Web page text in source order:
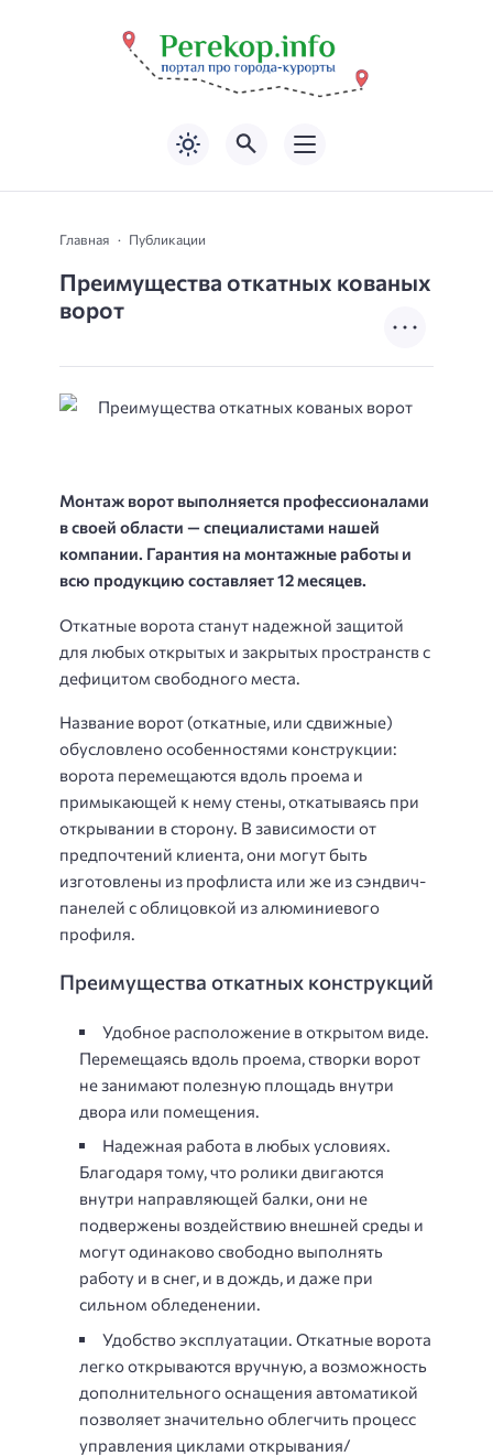
Главная Публикации
Преимущества откатных кованых
ворот
Монтаж ворот выполняется профессионалами
в своей области — специалистами нашей
компании. Гарантия на монтажные работы и
всю продукцию составляет 12 месяцев.
Откатные ворота станут надежной защитой
для любых открытых и закрытых пространств с
дефицитом свободного места.
Название ворот (откатные, или сдвижные)
обусловлено особенностями конструкции:
ворота перемещаются вдоль проема и
примыкающей к нему стены, откатываясь при
открывании в сторону. В зависимости от
предпочтений клиента, они могут быть
изготовлены из профлиста или же из сэндвич-
панелей с облицовкой из алюминиевого
профиля.
Преимущества откатных конструкций
Удобное расположение в открытом виде.
Перемещаясь вдоль проема, створки ворот
не занимают полезную площадь внутри
двора или помещения.
Надежная работа в любых условиях.
Благодаря тому, что ролики двигаются
внутри направляющей балки, они не
подвержены воздействию внешней среды и
могут одинаково свободно выполнять
работу и в снег, и в дождь, и даже при
сильном обледенении.
Удобство эксплуатации. Откатные ворота
легко открываются вручную, а возможность
дополнительного оснащения автоматикой
позволяет значительно облегчить процесс
управления циклами открывания/